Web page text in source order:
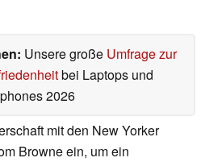
Unsere große Umfrage zur
bei Laptops und
2026
mit den New Yorker
Browne ein, um ein